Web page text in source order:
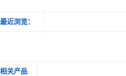
最近浏览：
相关产品